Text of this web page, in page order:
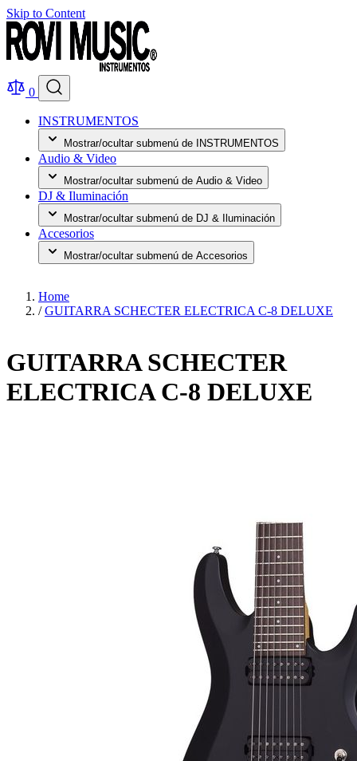
Skip to Content
0
INSTRUMENTOS
Mostrar/ocultar submenú de INSTRUMENTOS
Audio & Video
Mostrar/ocultar submenú de Audio & Video
DJ & Iluminación
Mostrar/ocultar submenú de DJ & Iluminación
Accesorios
Mostrar/ocultar submenú de Accesorios
Home
/ GUITARRA SCHECTER ELECTRICA C-8 DELUXE
GUITARRA SCHECTER
ELECTRICA C-8 DELUXE